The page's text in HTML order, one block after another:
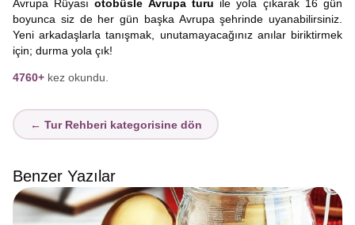
Avrupa Rüyasıotobüsle Avrupa turu ile yola çıkarak 16 gün
boyunca siz de her gün başka Avrupa şehrinde uyanabilirsiniz.
Yeni arkadaşlarla tanışmak, unutamayacağınız anılar biriktirmek
için; durma yola çık!
4760+ kez okundu.
← Tur Rehberi kategorisine dön
Benzer Yazılar